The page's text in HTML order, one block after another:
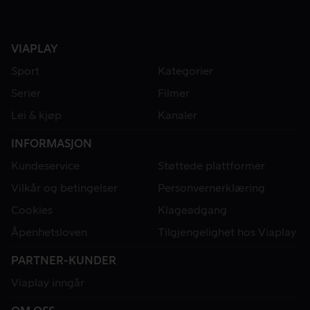
VIAPLAY
Sport
Kategorier
Serier
Filmer
Lei & kjøp
Kanaler
INFORMASJON
Kundeservice
Støttede plattformer
Vilkår og betingelser
Personvernerklæring
Cookies
Klageadgang
Åpenhetsloven
Tilgjengelighet hos Viaplay
PARTNER-KUNDER
Viaplay inngår